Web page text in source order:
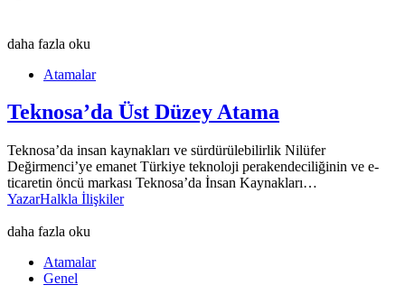
daha fazla oku
Atamalar
Teknosa’da Üst Düzey Atama
Teknosa’da insan kaynakları ve sürdürülebilirlik Nilüfer
Değirmenci’ye emanet Türkiye teknoloji perakendeciliğinin ve e-
ticaretin öncü markası Teknosa’da İnsan Kaynakları…
YazarHalkla İlişkiler
daha fazla oku
Atamalar
Genel